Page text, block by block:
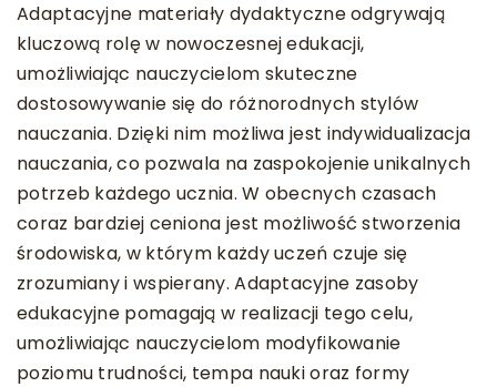
Adaptacyjne materiały dydaktyczne odgrywają
kluczową rolę w nowoczesnej edukacji,
umożliwiając nauczycielom skuteczne
dostosowywanie się do różnorodnych stylów
nauczania. Dzięki nim możliwa jest indywidualizacja
nauczania, co pozwala na zaspokojenie unikalnych
potrzeb każdego ucznia. W obecnych czasach
coraz bardziej ceniona jest możliwość stworzenia
środowiska, w którym każdy uczeń czuje się
zrozumiany i wspierany. Adaptacyjne zasoby
edukacyjne pomagają w realizacji tego celu,
umożliwiając nauczycielom modyfikowanie
poziomu trudności, tempa nauki oraz formy